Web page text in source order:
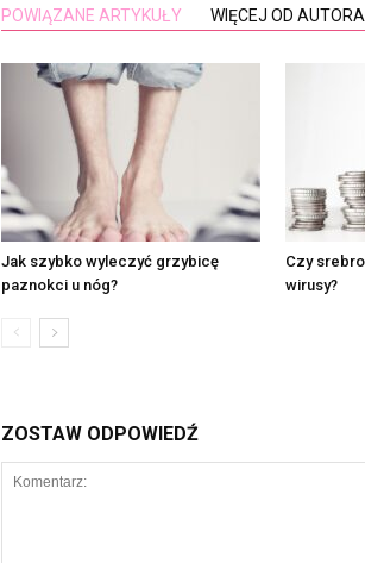
POWIĄZANE ARTYKUŁY WIĘCEJ OD AUTORA
Jak szybko wyleczyć grzybicę
paznokci u nóg?
Czy
wirusy?
ZOSTAW ODPOWIEDŹ